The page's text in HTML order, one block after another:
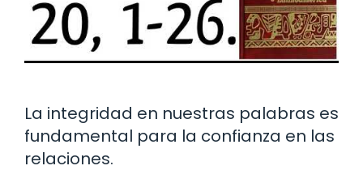
La integridad en nuestras palabras es
fundamental para la confianza en las
relaciones.